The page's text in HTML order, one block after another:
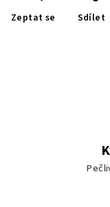
Zeptat se Sdílet